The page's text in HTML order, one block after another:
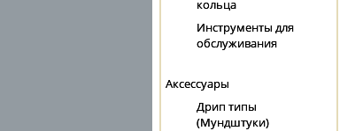
кольца
Инструменты для
обслуживания
Аксессуары
Дрип типы
(Мундштуки)